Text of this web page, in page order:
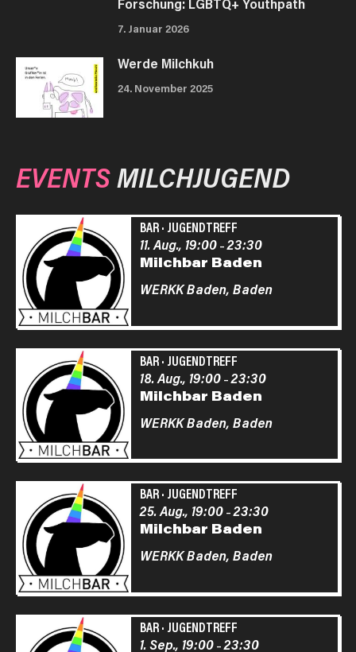
7. Januar 2026
Werde Milchkuh
24. November 2025
EVENTSMILCHJUGEND
BAR· JUGENDTREFF
Milchbar Baden
11. Aug., 19:00–23:30
WERKK Baden, Baden
BAR· JUGENDTREFF
Milchbar Baden
18. Aug., 19:00–23:30
WERKK Baden, Baden
BAR· JUGENDTREFF
Milchbar Baden
25. Aug., 19:00–23:30
WERKK Baden, Baden
BAR· JUGENDTREFF
1. Sep., 19:00–23:30